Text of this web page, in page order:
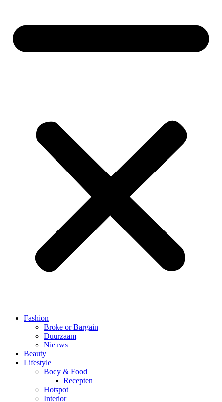
Fashion
Broke or Bargain
Duurzaam
Nieuws
Beauty
Lifestyle
Body & Food
Recepten
Hotspot
Interior